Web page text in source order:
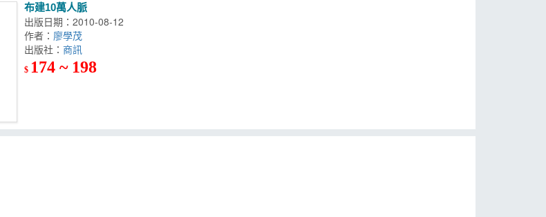
布建10萬人脈
出版日期：2010-08-12
作者： 廖學茂
出版社：
$ 174 ~ 198